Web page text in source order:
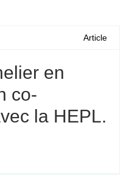
Article
en
co-
la HEPL.